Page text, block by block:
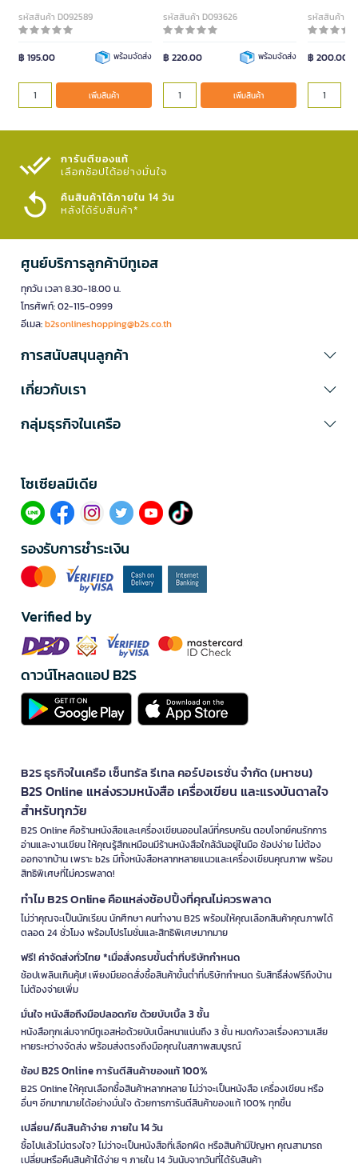
รหัสสินค้า D092589
฿ 195.00 พร้อมจัดส่ง
เพิ่มสินค้า
รหัสสินค้า D093626
฿ 220.00 พร้อมจัดส่ง
เพิ่มสินค้า
รหัสสินค้า
฿ 200.00
การันตีของแท้
เลือกช้อปได้อย่างมั่นใจ​
คืนสินค้าได้ภายใน 14 วัน
หลังได้รับสินค้า*
ศูนย์บริการลูกค้าบีทูเอส
ทุกวัน เวลา 8.30-18.00 น.
โทรศัพท์: 02-115-0999
อีเมล:b2sonlineshopping@b2s.co.th
การสนับสนุนลูกค้า
เกี่ยวกับเรา
กลุ่มธุรกิจในเครือ
โซเซียลมีเดีย​
รองรับการชำระเงิน
Verified by
ดาวน์โหลดแอป B2S
B2S ธุรกิจในเครือ เซ็นทรัล รีเทล คอร์ปอเรชั่น จำกัด (มหาชน)
B2S Online แหล่งรวมหนังสือ เครื่องเขียน และแรงบันดาลใจ
สำหรับทุกวัย
B2S Online คือร้านหนังสือและเครื่องเขียนออนไลน์ที่ครบครัน ตอบโจทย์คนรักการ
อ่านและงานเขียน ให้คุณรู้สึกเหมือนมีร้านหนังสือใกล้ฉันอยู่ในมือ ช้อปง่าย ไม่ต้อง
ออกจากบ้าน เพราะ b2s มีทั้งหนังสือหลากหลายแนวและเครื่องเขียนคุณภาพ พร้อม
สิทธิพิเศษที่ไม่ควรพลาด!
ทำไม B2S Online คือแหล่งช้อปปิ้งที่คุณไม่ควรพลาด
ไม่ว่าคุณจะเป็นนักเรียน นักศึกษา คนทำงาน B2S พร้อมให้คุณเลือกสินค้าคุณภาพได้
ตลอด 24 ชั่วโมง พร้อมโปรโมชั่นและสิทธิพิเศษมากมาย
ฟรี! ค่าจัดส่งทั่วไทย *เมื่อสั่งครบขั้นต่ำที่บริษัทกำหนด
ช้อปเพลินเกินคุ้ม! เพียงมียอดสั่งซื้อสินค้าขั้นต่ำที่บริษัทกำหนด รับสิทธิ์ส่งฟรีถึงบ้าน
ไม่ต้องจ่ายเพิ่ม
มั่นใจ หนังสือถึงมือปลอดภัย ด้วยบับเบิ้ล 3 ชั้น
หนังสือทุกเล่มจากบีทูเอสห่อด้วยบับเบิ้ลหนาแน่นถึง 3 ชั้น หมดกังวลเรื่องความเสีย
หายระหว่างจัดส่ง พร้อมส่งตรงถึงมือคุณในสภาพสมบูรณ์
ช้อป B2S Online การันตีสินค้าของแท้ 100%
B2S Online ให้คุณเลือกซื้อสินค้าหลากหลาย ไม่ว่าจะเป็นหนังสือ เครื่องเขียน หรือ
อื่นๆ อีกมากมายได้อย่างมั่นใจ ด้วยการการันตีสินค้าของแท้ 100% ทุกชิ้น
เปลี่ยน/คืนสินค้าง่าย ภายใน 14 วัน
ซื้อไปแล้วไม่ตรงใจ? ไม่ว่าจะเป็นหนังสือที่เลือกผิด หรือสินค้ามีปัญหา คุณสามารถ
เปลี่ยนหรือคืนสินค้าได้ง่าย ๆ ภายใน 14 วันนับจากวันที่ได้รับสินค้า